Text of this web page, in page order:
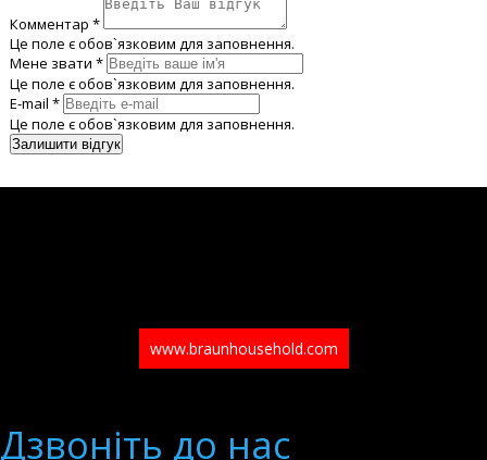
Комментар *
Це поле є обов`язковим для заповнення.
Мене звати *
Це поле є обов`язковим для заповнення.
E-mail *
Це поле є обов`язковим для заповнення.
www.braunhousehold.com
Дзвонiть до нас